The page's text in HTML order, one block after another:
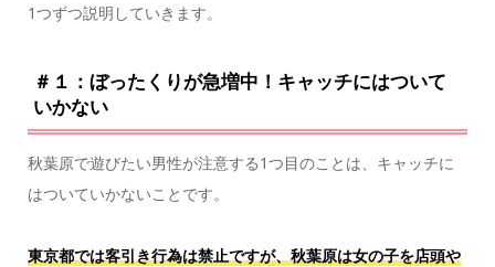
1つずつ説明していきます。
＃１：ぼったくりが急増中！キャッチにはついて
いかない
秋葉原で遊びたい男性が注意する1つ目のことは、キャッチに
はついていかないことです。
東京都では客引き行為は禁止ですが、秋葉原は女の子を店頭や